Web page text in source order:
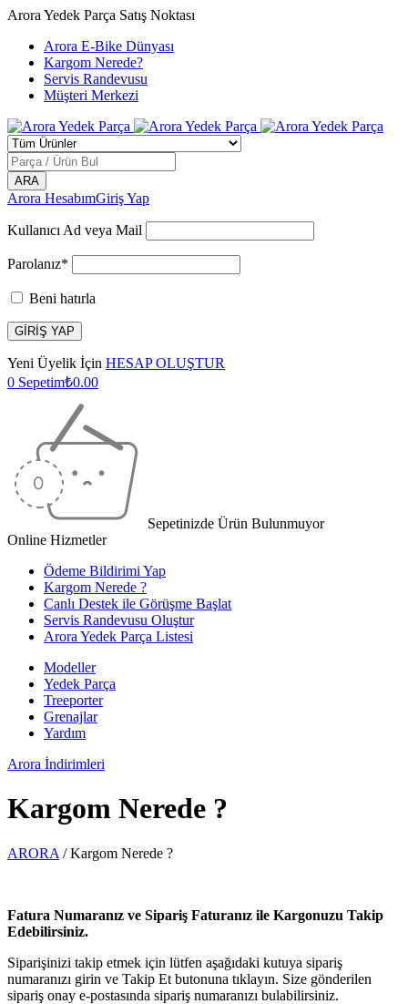
Arora Yedek Parça Satış Noktası
Arora E-Bike Dünyası
Kargom Nerede?
Servis Randevusu
Müşteri Merkezi
Arora HesabımGiriş Yap
Kullanıcı Ad veya Mail
Parolanız*
Beni hatırla
Yeni Üyelik İçin HESAP OLUŞTUR
0 Sepetim₺0.00
Sepetinizde Ürün Bulunmuyor
Online Hizmetler
Ödeme Bildirimi Yap
Kargom Nerede ?
Canlı Destek ile Görüşme Başlat
Servis Randevusu Oluştur
Arora Yedek Parça Listesi
Modeller
Yedek Parça
Treeporter
Grenajlar
Yardım
Arora İndirimleri
Kargom Nerede ?
ARORA / Kargom Nerede ?
Fatura Numaranız ve Sipariş Faturanız ile Kargonuzu Takip
Edebilirsiniz.
Siparişinizi takip etmek için lütfen aşağıdaki kutuya sipariş
numaranızı girin ve Takip Et butonuna tıklayın. Size gönderilen
sipariş onay e-postasında sipariş numaranızı bulabilirsiniz.